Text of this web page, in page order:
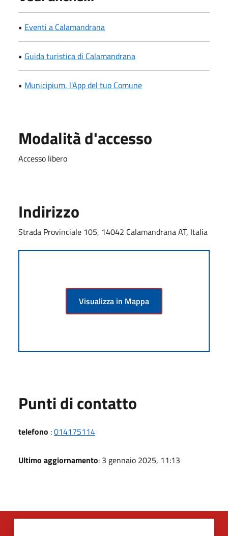
• Eventi a Calamandrana
• Guida turistica di Calamandrana
• Municipium, l'App del tuo Comune
Modalità d'accesso
Accesso libero
Indirizzo
Strada Provinciale 105, 14042 Calamandrana AT, Italia
Visualizza in Mappa
Punti di contatto
telefono :014175114
Ultimo aggiornamento: 3 gennaio 2025, 11:13